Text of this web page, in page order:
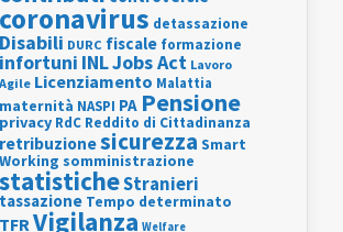
coronavirus detassazione
Disabili DURC fiscale formazione
infortuni INLJobs Act Lavoro
Agile Licenziamento Malattia
maternità NASPI PA Pensione
privacy RdC Reddito di Cittadinanza
retribuzionesicurezza Smart
Working somministrazione
statisticheStranieri
tassazione Tempo determinato
TFRVigilanza Welfare